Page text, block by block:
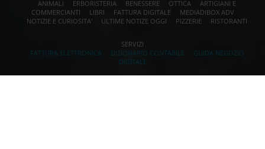
ANIMALI
ERBORISTERIA BENESSERE OTTICA
ARTIGIANI E
COMMERCIANTI
LIBRI FATTURA DIGITALE
MEDIADIBOX ADV
NOTIZIE E CURIOSITA'
ULTIME NOTIZE OGGI PIZZERIE RISTORANTI
SERVIZI
FATTURA ELETTRONICA
DIZIONARIO CONTABILE
GUIDA NEGOZIO
DIGITALE